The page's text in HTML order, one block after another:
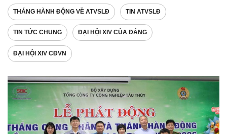
THÁNG HÀNH ĐỘNG VỀ ATVSLĐ TIN ATVSLĐ
TIN TỨC CHUNG ĐẠI HỘI XIV CỦA ĐẢNG
ĐẠI HỘI XIV CĐVN